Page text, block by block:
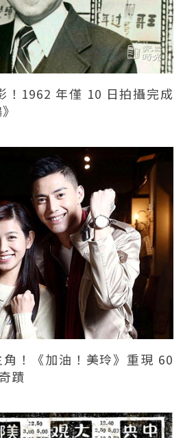
！1962 年僅 10 日拍攝完成
！《加油！美玲》重現 60
蹟